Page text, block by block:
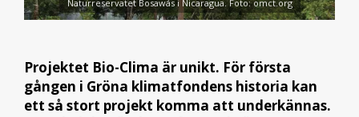
Naturreservatet Bosawás i Nicaragua. Foto: omct.org
Projektet Bio-Clima är unikt. För första
gången i Gröna klimatfondens historia kan
ett så stort projekt komma att underkännas.